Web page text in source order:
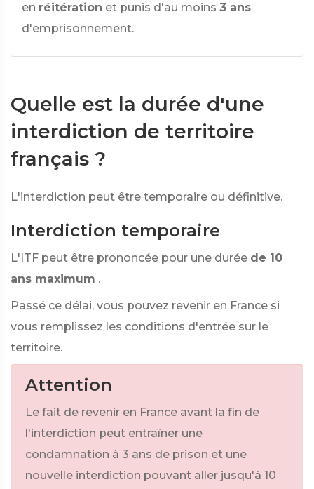
en réitération et punis d'au moins 3 ans
d'emprisonnement.
Quelle est la durée d'une
interdiction de territoire
français ?
L'interdiction peut être temporaire ou définitive.
Interdiction temporaire
L'ITF peut être prononcée pour une durée de 10
ans maximum .
Passé ce délai, vous pouvez revenir en France si
vous remplissez les conditions d'entrée sur le
territoire.
Attention
Le fait de revenir en France avant la fin de
l'interdiction peut entraîner une
condamnation à 3 ans de prison et une
nouvelle interdiction pouvant aller jusqu'à 10